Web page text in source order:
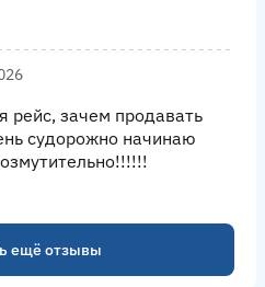
рейс, зачем продавать
судорожно начинаю
ещё отзывы